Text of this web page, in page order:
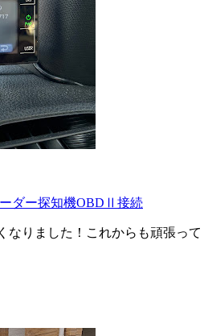
ダー探知機OBDⅡ接続
なりました！これからも頑張って